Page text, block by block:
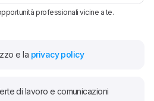
professionali vicine a te.
e la privacy policy
di lavoro e comunicazioni